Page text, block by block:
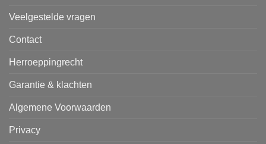
Veelgestelde vragen
Contact
Herroeppingrecht
Garantie & klachten
Algemene Voorwaarden
Privacy